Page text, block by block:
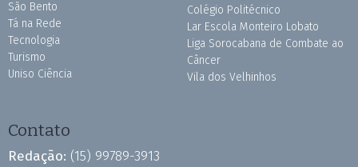
São Bento
Tá na Rede
Tecnologia
Turismo
Uniso Ciência
Colégio Politécnico
Lar Escola Monteiro Lobato
Liga Sorocabana de Combate ao
Câncer
Vila dos Velhinhos
Contato
Redação: (15) 99789-3913